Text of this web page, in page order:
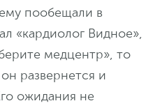
пообещали в
«кардиолог Видное»,
медцентр», то
развернется и
ожидания не